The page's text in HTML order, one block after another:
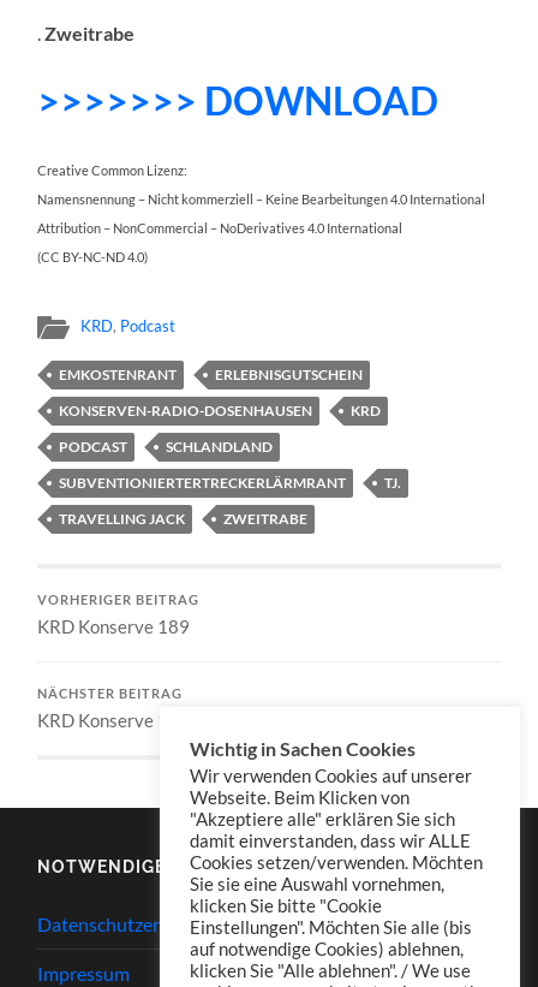
.Zweitrabe
>>>>>>> DOWNLOAD
Creative Common Lizenz:
Namensnennung – Nicht kommerziell – Keine Bearbeitungen 4.0 International
Attribution – NonCommercial – NoDerivatives 4.0 International
(CC BY-NC-ND 4.0)
KRD, Podcast
EMKOSTENRANT
ERLEBNISGUTSCHEIN
KONSERVEN-RADIO-DOSENHAUSEN
KRD
PODCAST
SCHLANDLAND
SUBVENTIONIERTERTRECKERLÄRMRANT
TJ.
TRAVELLING JACK
ZWEITRABE
VORHERIGER BEITRAG
KRD Konserve 189
NÄCHSTER BEITRAG
KRD Konserve 191
NOTWENDIGES
Datenschutzerklärung
Impressum
Wichtig in Sachen Cookies
Wir verwenden Cookies auf unserer
Webseite. Beim Klicken von
"Akzeptiere alle" erklären Sie sich
damit einverstanden, dass wir ALLE
Cookies setzen/verwenden. Möchten
Sie sie eine Auswahl vornehmen,
klicken Sie bitte "Cookie
Einstellungen". Möchten Sie alle (bis
auf notwendige Cookies) ablehnen,
klicken Sie "Alle ablehnen". / We use